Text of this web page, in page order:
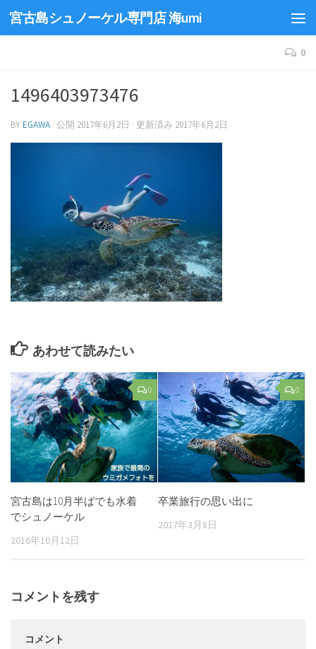
宮古島シュノーケル専門店 海umi
0
1496403973476
BYEGAWA · 公開 2017年6月2日 · 更新済み 2017年6月2日
あわせて読みたい
0
宮古島は10月半ばでも水着
でシュノーケル
2016年10月12日
0
卒業旅行の思い出に
2017年3月8日
コメントを残す
コメント